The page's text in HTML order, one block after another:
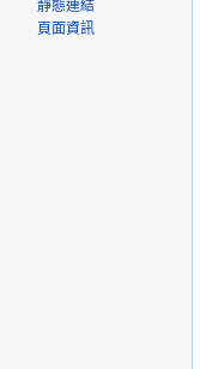
靜態連結
頁面資訊